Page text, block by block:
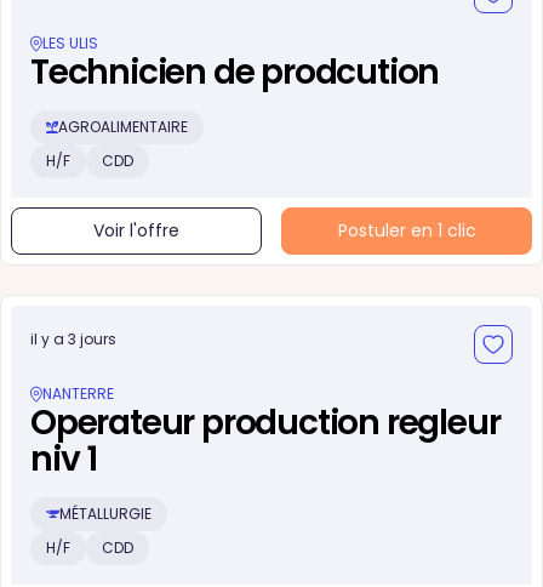
LES ULIS
Technicien de prodcution
AGROALIMENTAIRE
H/F
CDD
Voir l'offre Postuler en 1 clic
il y a 3 jours
NANTERRE
Operateur production regleur
niv 1
MÉTALLURGIE
H/F
CDD